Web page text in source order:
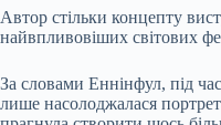
Автор стільки концепту
найвпливовіших світових
За словами Еннінфул, під
лише насолоджалася